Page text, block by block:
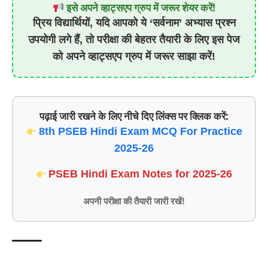
इसे अपने व्हाट्सएप ग्रुप में जरूर शेयर करें!
प्रिय विद्यार्थियों, यदि आपको ये ‘सर्वनाम’ अभ्यास प्रश्न
उपयोगी लगे हैं, तो परीक्षा की बेहतर तैयारी के लिए इस पेज
को अपने व्हाट्सएप ग्रुप में जरूर साझा करें!
पढ़ाई जारी रखने के लिए नीचे दिए लिंक्स पर क्लिक करें:
8th PSEB Hindi Exam MCQ For Practice
2025-26
PSEB Hindi Exam Notes for 2025-26
अपनी परीक्षा की तैयारी जारी रखें!